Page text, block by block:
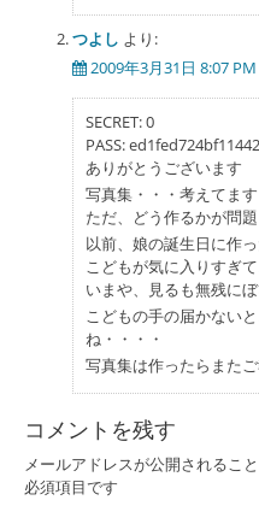
つよし より:
2009年3月31日 8:07 PM
SECRET: 0
PASS:
ありがとうございます
写真集・・・考えてます
ただ、どう作るかが問題
以前、娘の誕生日に作
こどもが気に入りすぎ
いまや、見るも無残に
こどもの手の届かない
ね・・・・
写真集は作ったらまた
コメントを残す
メールアドレスが公開されること
必須項目です